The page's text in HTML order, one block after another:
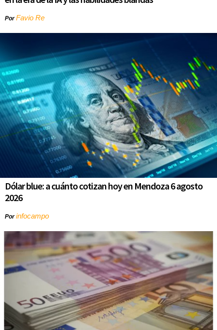
PorFavio Re
Dólar blue: a cuánto cotizan hoy en Mendoza 6 agosto
2026
Porinfocampo